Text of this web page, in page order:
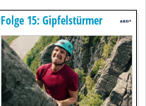
Folge 15: Gipfelstürmer
(s02/e07)